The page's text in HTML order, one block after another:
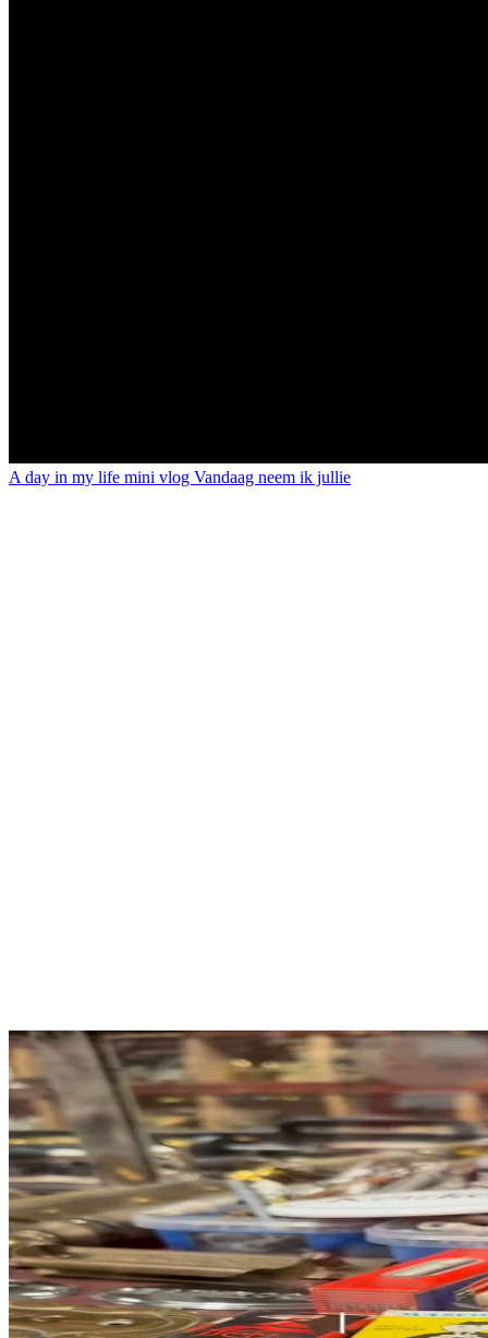
A day in my life mini vlog Vandaag neem ik jullie